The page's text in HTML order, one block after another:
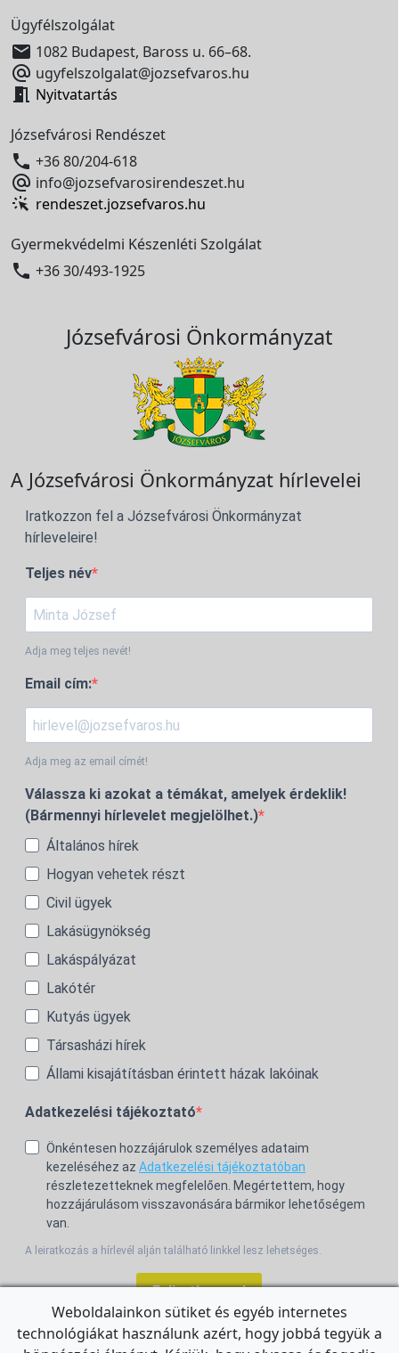
Ügyfélszolgálat
 1082 Budapest, Baross u. 66–68.
 ugyfelszolgalat@jozsefvaros.hu
 Nyitvatartás
Józsefvárosi Rendészet
 +36 80/204-618
 info@jozsefvarosirendeszet.hu
rendeszet.jozsefvaros.hu
Gyermekvédelmi Készenléti Szolgálat
 +36 30/493-1925
Józsefvárosi Önkormányzat
A Józsefvárosi Önkormányzat hírlevelei
Iratkozzon fel a Józsefvárosi Önkormányzat
hírleveleire!
Teljes név
Adja meg teljes nevét!
Email cím:
Adja meg az email címét!
Válassza ki azokat a témákat, amelyek érdeklik!
(Bármennyi hírlevelet megjelölhet.)
Általános hírek
Hogyan vehetek részt
Civil ügyek
Lakásügynökség
Lakáspályázat
Lakótér
Kutyás ügyek
Társasházi hírek
Állami kisajátításban érintett házak lakóinak
Adatkezelési tájékoztató
Önkéntesen hozzájárulok személyes adataim
kezeléséhez az Adatkezelési tájékoztatóban
részletezetteknek megfelelően. Megértettem, hogy
hozzájárulásom visszavonására bármikor lehetőségem
van.
A leiratkozás a hírlevél alján található linkkel lesz lehetséges.
Feliratkozom!
Weboldalainkon sütiket és egyéb internetes
technológiákat használunk azért, hogy jobbá tegyük a